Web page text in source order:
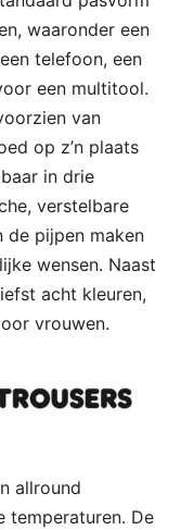
waaronder een
telefoon, een
een multitool.
van
op z’n plaats
in drie
verstelbare
de pijpen maken
wensen. Naast
acht kleuren,
vrouwen.
allround
De